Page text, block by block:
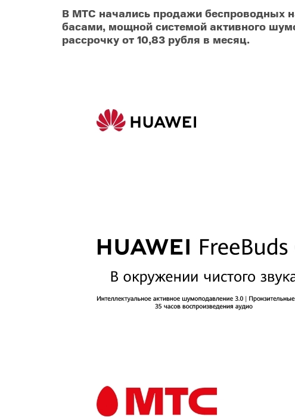
Интернет для дома
Купить SIM
В МТС начались продажи беспроводных
басами, мощной системой активного
рассрочку от 10,83 рубля в месяц.